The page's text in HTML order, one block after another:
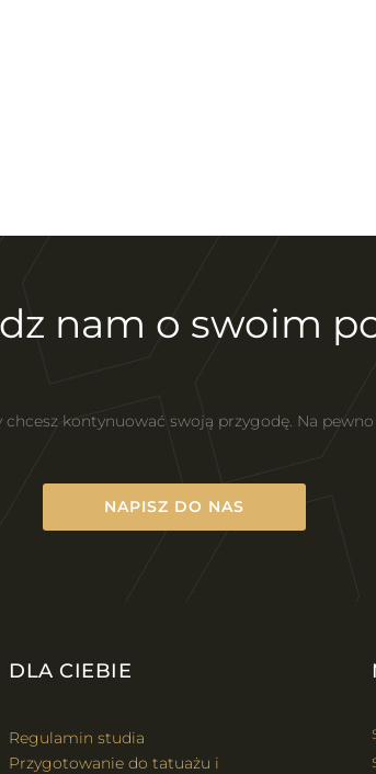
nam o swoim
chcesz kontynuować swoją przygodę. Na
NAPISZ DO NAS
DLA CIEBIE
Regulamin studia
Przygotowanie do tatuażu i